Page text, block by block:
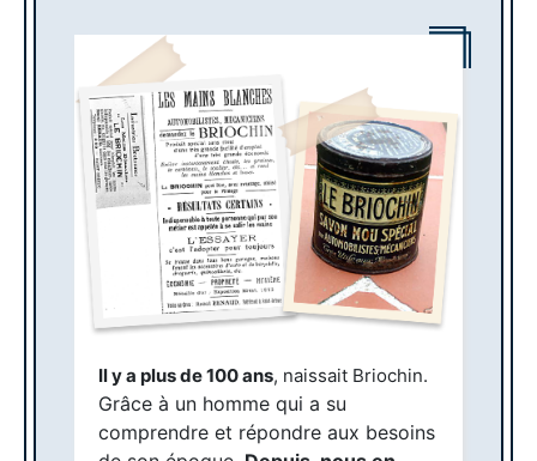
Il y a plus de 100 ans, naissait Briochin.
Grâce à un homme qui a su
comprendre et répondre aux besoins